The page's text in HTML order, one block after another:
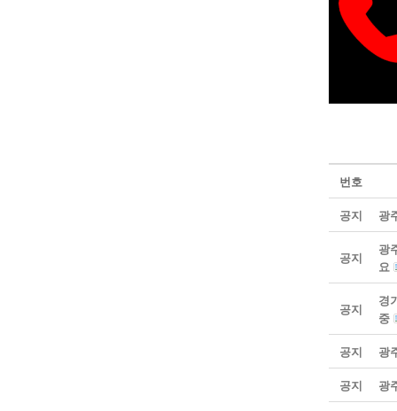
번호
공지 광
공지
광
요
공지
경
중
공지 광
공지 광